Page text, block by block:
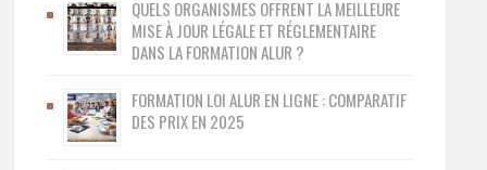
QUELS ORGANISMES OFFRENT LA MEILLEURE
MISE À JOUR LÉGALE ET RÉGLEMENTAIRE
DANS LA FORMATION ALUR ?
FORMATION LOI ALUR EN LIGNE : COMPARATIF
DES PRIX EN 2025